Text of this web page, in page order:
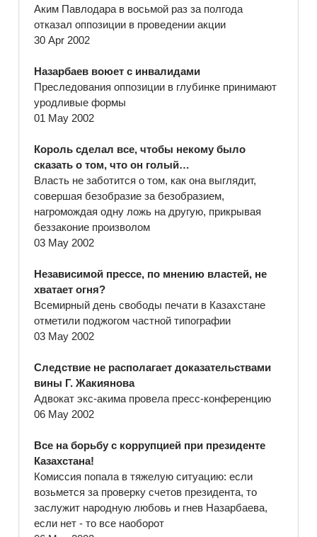
Аким Павлодара в восьмой раз за полгода
отказал оппозиции в проведении акции
30 Apr 2002
Назарбаев воюет с инвалидами
Преследования оппозиции в глубинке принимают
уродливые формы
01 May 2002
Король сделал все, чтобы некому было
сказать о том, что он голый…
Власть не заботится о том, как она выглядит,
совершая безобразие за безобразием,
нагромождая одну ложь на другую, прикрывая
беззаконие произволом
03 May 2002
Независимой прессе, по мнению властей, не
хватает огня?
Всемирный день свободы печати в Казахстане
отметили поджогом частной типографии
03 May 2002
Следствие не располагает доказательствами
вины Г. Жакиянова
Адвокат экс-акима провела пресс-конференцию
06 May 2002
Все на борьбу с коррупцией при президенте
Казахстана!
Комиссия попала в тяжелую ситуацию: если
возьмется за проверку счетов президента, то
заслужит народную любовь и гнев Назарбаева,
если нет - то все наоборот